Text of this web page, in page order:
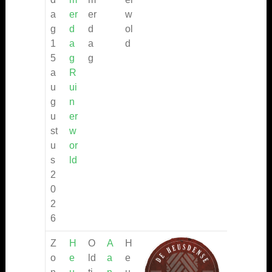
a
g
1
5
a
u
g
u
st
u
s
2
0
2
6
er
d
a
g
R
ui
n
er
w
or
ld
er
d
a
g
w
ol
d
Z
o
H
e
O
ld
A
a
H
e